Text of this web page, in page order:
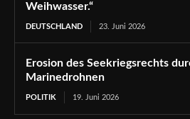
Weihwasser.“
DEUTSCHLAND 23. Juni 2026
Erosion des Seekriegsrechts
Marinedrohnen
POLITIK 19. Juni 2026